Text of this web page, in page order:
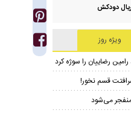
دودکش
ویژه روز
رضاییان را سوژه کرد
قسم نخور!
می‌شود